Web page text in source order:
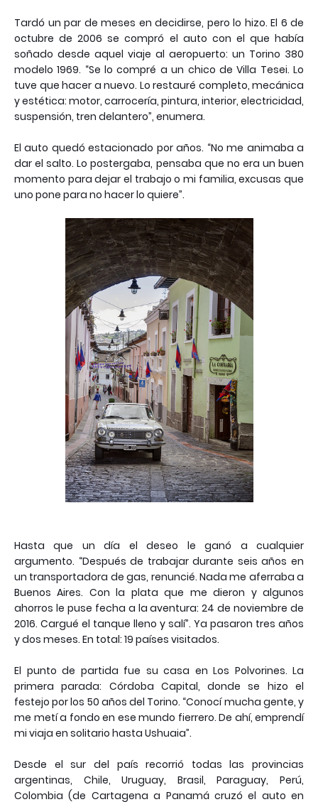
Tardó un par de meses en decidirse, pero lo hizo. El 6 de
octubre de 2006 se compró el auto con el que había
soñado desde aquel viaje al aeropuerto: un Torino 380
modelo 1969. “Se lo compré a un chico de Villa Tesei. Lo
tuve que hacer a nuevo. Lo restauré completo, mecánica
y estética: motor, carrocería, pintura, interior, electricidad,
suspensión, tren delantero”, enumera.
El auto quedó estacionado por años. “No me animaba a
dar el salto. Lo postergaba, pensaba que no era un buen
momento para dejar el trabajo o mi familia, excusas que
uno pone para no hacer lo quiere”.
Hasta que un día el deseo le ganó a cualquier
argumento. “Después de trabajar durante seis años en
un transportadora de gas, renuncié. Nada me aferraba a
Buenos Aires. Con la plata que me dieron y algunos
ahorros le puse fecha a la aventura: 24 de noviembre de
2016. Cargué el tanque lleno y salí”. Ya pasaron tres años
y dos meses. En total: 19 países visitados.
El punto de partida fue su casa en Los Polvorines. La
primera parada: Córdoba Capital, donde se hizo el
festejo por los 50 años del Torino. “Conocí mucha gente, y
me metí a fondo en ese mundo fierrero. De ahí, emprendí
mi viaja en solitario hasta Ushuaia”.
Desde el sur del país recorrió todas las provincias
argentinas, Chile, Uruguay, Brasil, Paraguay, Perú,
Colombia (de Cartagena a Panamá cruzó el auto en